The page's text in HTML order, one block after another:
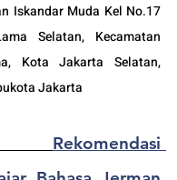
Iskandar Muda Kel No.17
Selatan, Kecamatan
Kota Jakarta Selatan,
Jakarta
Rekomendasi